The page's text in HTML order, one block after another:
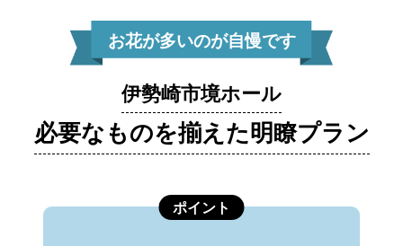
お花が多いのが自慢です
伊勢崎市境ホール
必要なものを揃えた明瞭プラン
ポイント